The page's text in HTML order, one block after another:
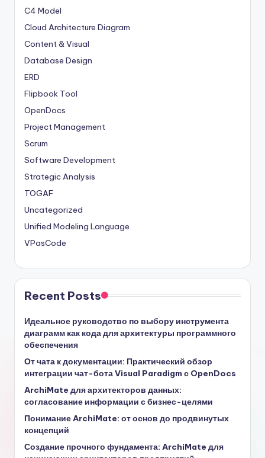
C4 Model
Cloud Architecture Diagram
Content & Visual
Database Design
ERD
Flipbook Tool
OpenDocs
Project Management
Scrum
Software Development
Strategic Analysis
TOGAF
Uncategorized
Unified Modeling Language
VPasCode
Recent Posts
Идеальное руководство по выбору инструмента
диаграмм как кода для архитектуры программного
обеспечения
От чата к документации: Практический обзор
интеграции чат-бота Visual Paradigm с OpenDocs
ArchiMate для архитекторов данных:
согласование информации с бизнес-целями
Понимание ArchiMate: от основ до продвинутых
концепций
Создание прочного фундамента: ArchiMate для